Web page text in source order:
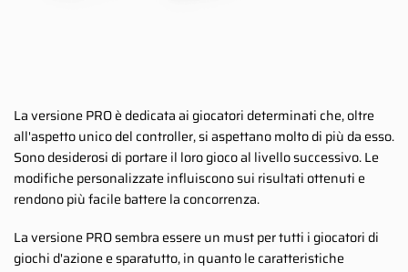
La versione PRO è dedicata ai giocatori determinati che, oltre
all'aspetto unico del controller, si aspettano molto di più da esso.
Sono desiderosi di portare il loro gioco al livello successivo. Le
modifiche personalizzate influiscono sui risultati ottenuti e
rendono più facile battere la concorrenza.
La versione PRO sembra essere un must per tutti i giocatori di
giochi d'azione e sparatutto, in quanto le caratteristiche